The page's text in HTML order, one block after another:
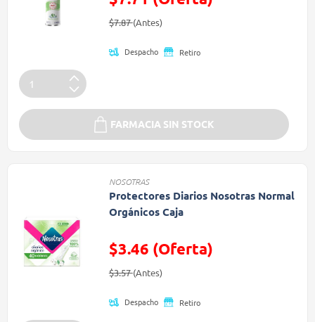
Precio reducido de
$7.87(Antes)(Oferta)
Despacho Retiro
FARMACIA SIN STOCK
NOSOTRAS
Protectores Diarios Nosotras Normal
Orgánicos Caja
$3.46 (Oferta)
Precio reducido de
$3.57(Antes)(Oferta)
Despacho Retiro